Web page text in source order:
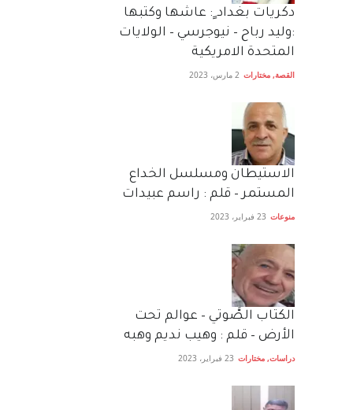
دكريات بغداد ٍ: عاشها وكتبها
:وليد رباح – نيوجرسي – الولايات
المتحدة الامريكية
القصة, مختارات 2 مارس، 2023
الاستيطان ومسلسل الخداع
المستمر – قلم : راسم عبيدات
منوعات 23 فبراير، 2023
الكتاب الصَّوتي – عوالم تحت
الأرض – قلم : وهيب نديم وهبه
دراسات, مختارات 23 فبراير، 2023